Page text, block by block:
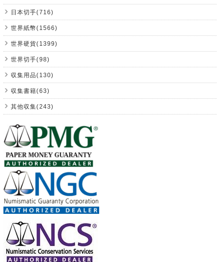
日本切手(716)
世界紙幣(1566)
世界硬貨(1399)
世界切手(98)
収集用品(130)
収集書籍(63)
其他収集(243)